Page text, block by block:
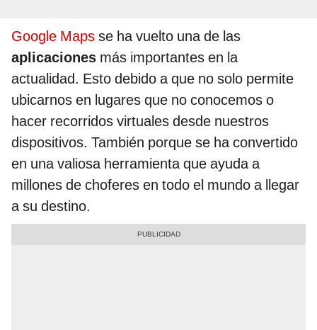
Google Maps se ha vuelto una de las
aplicaciones más importantes en la
actualidad. Esto debido a que no solo permite
ubicarnos en lugares que no conocemos o
hacer recorridos virtuales desde nuestros
dispositivos. También porque se ha convertido
en una valiosa herramienta que ayuda a
millones de choferes en todo el mundo a llegar
a su destino.